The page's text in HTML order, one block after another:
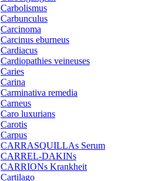
Carbolismus
Carbunculus
Carcinoma
Carcinus eburneus
Cardiacus
Cardiopathies veineuses
Caries
Carina
Carminativa remedia
Carneus
Caro luxurians
Carotis
Carpus
CARRASQUILLAs Serum
CARREL-DAKINs
CARRIONs Krankheit
Cartilago